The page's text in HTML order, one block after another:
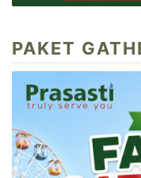
PAKET